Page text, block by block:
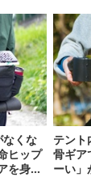
なくな
ヒップ
を身軽
テント
骨ギア
ーい」